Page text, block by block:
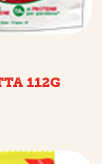
112G